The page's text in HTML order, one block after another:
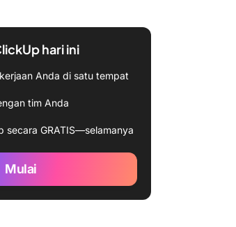
hari ini
Anda di satu tempat
tim Anda
secara GRATIS—selamanya
Mulai